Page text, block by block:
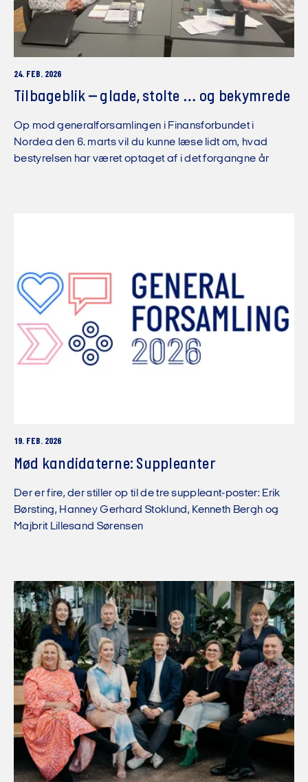
24. FEB. 2026
Tilbageblik – glade, stolte … og bekymrede
Op mod generalforsamlingen i Finansforbundet i
Nordea den 6. marts vil du kunne læse lidt om, hvad
bestyrelsen har været optaget af i det forgangne år
19. FEB. 2026
Mød kandidaterne: Suppleanter
Der er fire, der stiller op til de tre suppleant-poster: Erik
Børsting, Hanney Gerhard Stoklund, Kenneth Bergh og
Majbrit Lillesand Sørensen